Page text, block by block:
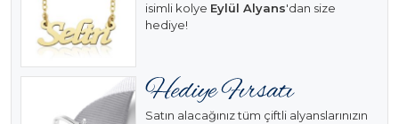
isimli kolye Eylül Alyans'dan size
hediye!
Satın alacağınız tüm çiftli alyanslarınızın